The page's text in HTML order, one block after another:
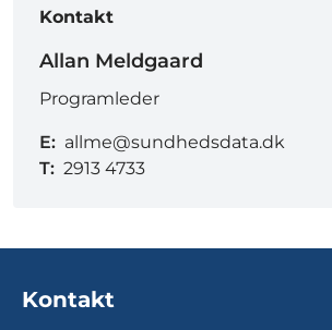
Kontakt
Allan Meldgaard
Programleder
E: allme@sundhedsdata.dk
T: 2913 4733
Kontakt